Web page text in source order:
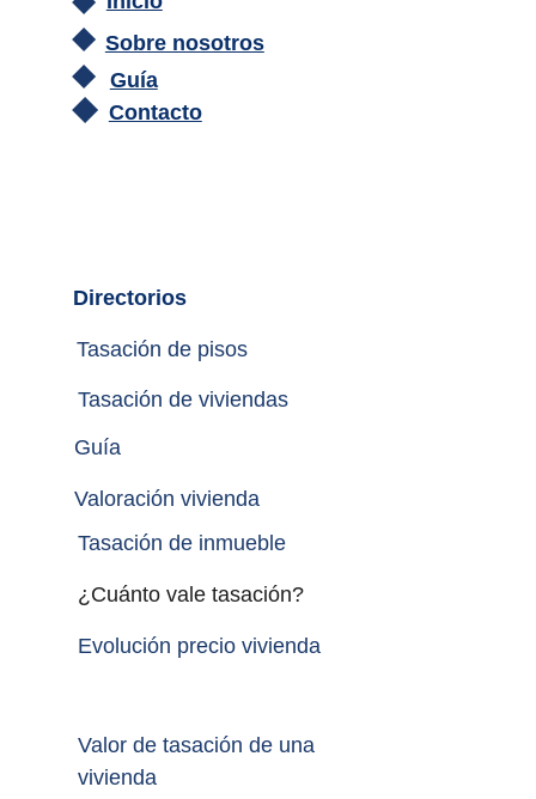
Guía
Contacto
Sobre nosotros
Directorios
Tasación de pisos
Tasación de viviendas
Guía
Valoración vivienda
Tasación de inmueble
Valor de tasación de una
vivienda
¿Cuánto vale tasación?
Evolución precio vivienda